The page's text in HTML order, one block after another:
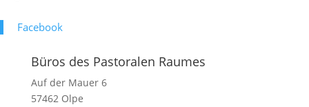
Face­book
Büros des Pastoralen Raumes
Auf der Mauer 6
57462 Olpe